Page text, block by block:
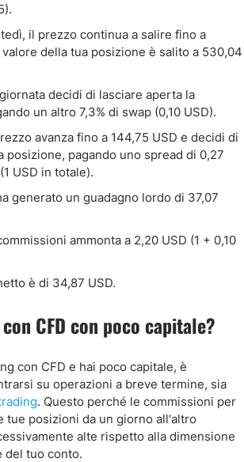
il prezzo continua a salire fino a
valore della tua posizione è salito a 530,04
decidi di lasciare aperta la
un altro 7,3% di swap (0,10 USD).
avanza fino a 144,75 USD e decidi di
posizione, pagando uno spread di 0,27
USD in totale).
generato un guadagno lordo di 37,07
ammonta a 2,20 USD (1 + 0,10
è di 34,87 USD.
CFD con poco capitale?
con CFD e hai poco capitale, è
su operazioni a breve termine, sia
. Questo perché le commissioni per
tue posizioni da un giorno all'altro
alte rispetto alla dimensione
del tuo conto.